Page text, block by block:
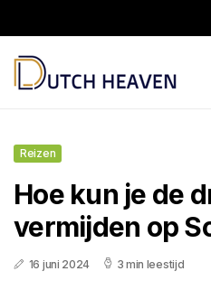
Reizen
Hoe kun je de
vermijden op
16 juni 2024 3 min leestijd